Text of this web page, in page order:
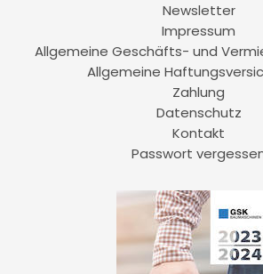
Newsletter
Impressum
Allgemeine Geschäfts- und
Allgemeine
Zahlung
Datenschutz
Kontakt
Passwort